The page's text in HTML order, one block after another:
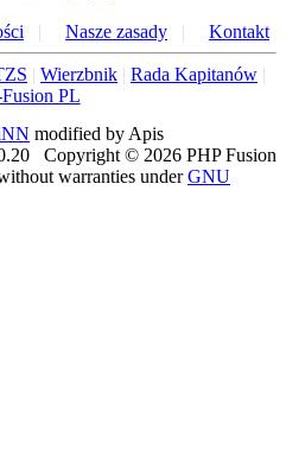
80m. System zmianowy jeden do
★ ★ ★
| Nasze zasady | Kontakt
| Wierzbnik | Rada Kapitanów |
PL
modified by Apis
Copyright © 2026 PHP Fusion
warranties underGNU